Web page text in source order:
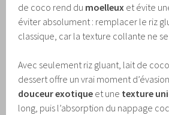
de coco rend du moelleux et évite
éviter absolument : remplacer le riz
classique, car la texture collante ne
Avec seulement riz gluant, lait de
dessert offre un vrai moment
douceur exotique et une texture
long, puis l’absorption du nappage